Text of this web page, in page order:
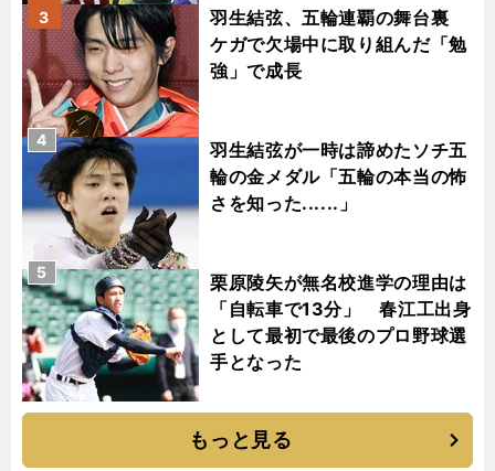
羽生結弦、五輪連覇の舞台裏
ケガで欠場中に取り組んだ「勉
強」で成長
3
羽生結弦が一時は諦めたソチ五
輪の金メダル「五輪の本当の怖
さを知った......」
4
栗原陵矢が無名校進学の理由は
「自転車で13分」 春江工出身
として最初で最後のプロ野球選
手となった
5
もっと見る